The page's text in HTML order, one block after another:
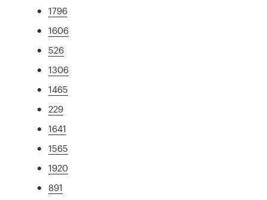
1796
1606
526
1306
1465
229
1641
1565
1920
891